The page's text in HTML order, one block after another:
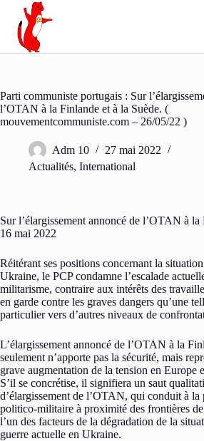
Passer
contenu
Parti communiste portugais : Sur
l’OTAN à la Finlande et à la Suède. (
mouvementcommuniste.com – 26/05/22 )
Adm 10
27 mai 2022
Actualités, International
Sur l’élargissement annoncé de l’OTAN à la
16 mai 2022
Réitérant ses positions concernant la
Ukraine, le PCP condamne l’escalade
militarisme, contraire aux intérêts des
en garde contre les graves dangers qu’une
particulier vers d’autres niveaux de
L’élargissement annoncé de l’OTAN à la
seulement n’apporte pas la sécurité, mais
grave augmentation de la tension en Europe
S’il se concrétise, il signifiera un saut
d’élargissement de l’OTAN, qui conduit à la
politico-militaire à proximité des frontières
l’un des facteurs de la dégradation de la
guerre actuelle en Ukraine.